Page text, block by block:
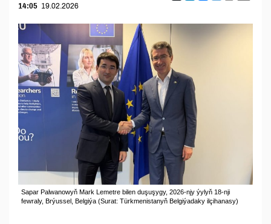
14:05 19.02.2026
Sapar Palwanowyň Mark Lemetre bilen duşuşygy, 2026-njy ýylyň 18-nji
fewraly, Brýussel, Belgiýa (Surat: Türkmenistanyň Belgiýadaky ilçihanasy)